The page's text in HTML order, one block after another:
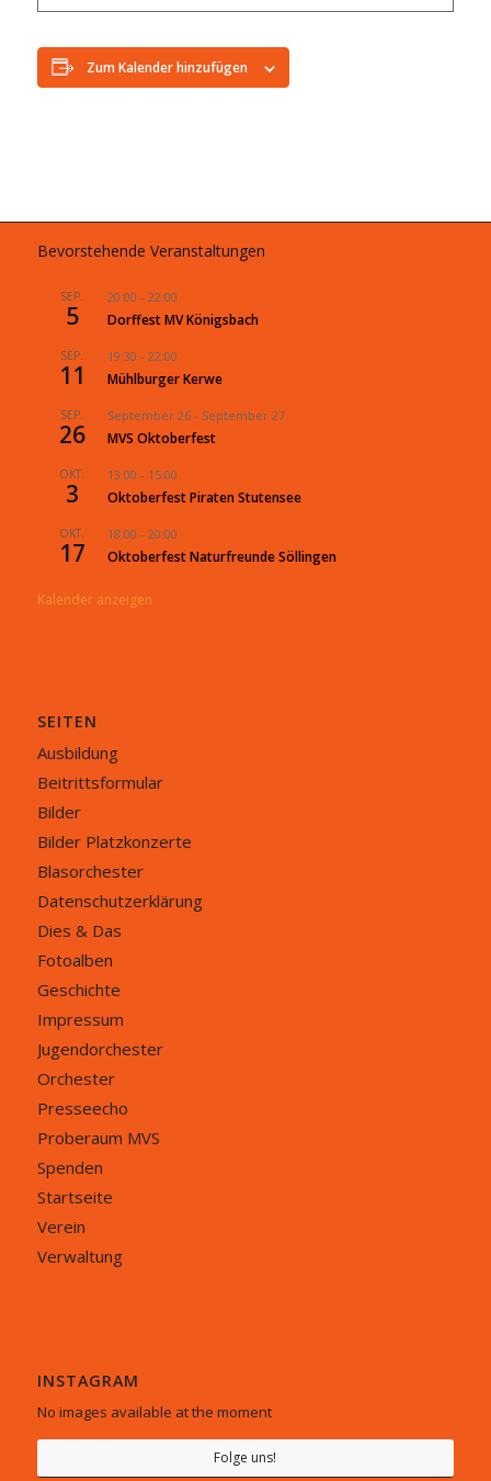
Zum Kalender hinzufügen
Bevorstehende Veranstaltungen
SEP.
5
20:00 - 22:00
Dorffest MV Königsbach
SEP.
11
19:30 - 22:00
Mühlburger Kerwe
SEP.
26
September 26- September 27
MVS Oktoberfest
OKT.
3
13:00 - 15:00
Oktoberfest Piraten Stutensee
OKT.
17
18:00 - 20:00
Oktoberfest Naturfreunde Söllingen
Kalender anzeigen
SEITEN
Ausbildung
Beitrittsformular
Bilder
Bilder Platzkonzerte
Blasorchester
Datenschutzerklärung
Dies & Das
Fotoalben
Geschichte
Impressum
Jugendorchester
Orchester
Presseecho
Proberaum MVS
Spenden
Startseite
Verein
Verwaltung
INSTAGRAM
No images available at the moment
Folge uns!